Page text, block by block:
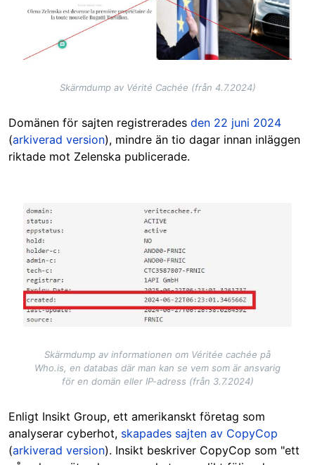
Skärmdump av Vérité Cachée (från 4.7.2024)
Domänen för sajten registrerades den 22 juni 2024
(arkiverad version), mindre än tio dagar innan inläggen
riktade mot Zelenska publicerade.
Image
Skärmdump av informationen om Véritée cachée på
Who.is, en databas där man kan se vem som är ansvarig
för en domän eller IP-adress (från 3.7.2024)
Enligt Insikt Group, ett amerikanskt företag som
analyserar cyberhot, skapades sajten av CopyCop
(arkiverad version). Insikt beskriver CopyCop som "ett